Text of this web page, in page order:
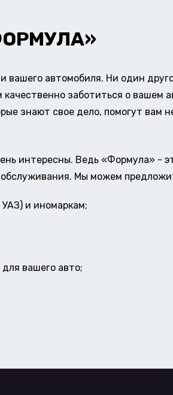
автомобиля. Ни один
заботиться о
знают свое дело, помогут вам
интересны. Ведь «Формула» -
обслуживания. Мы можем
и иномаркам;
вашего авто;